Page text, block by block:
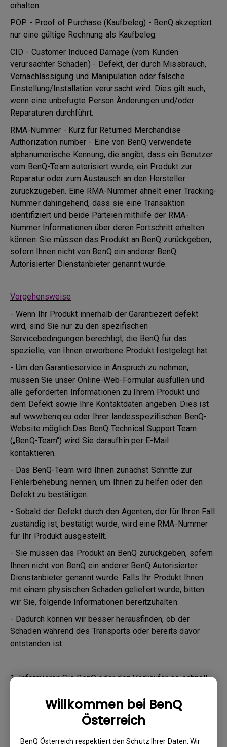
Willkommen bei BenQ
Österreich
BenQ Österreich respektiert den Schutz Ihrer Daten. Wir
erhalten.
POP - Proof of Purchase (Kaufbeleg) - BenQ akzeptiert
nur eine gültige Rechnung als Kaufbeleg.
CID - Customer Induced Damage (vom Kunden
verursachter Schaden) - Defekt, der durch Missbrauch,
Vernachlässigung und Manipulation oder falsche
Einstellung/Installation verursacht wird. Dies gilt auch,
wenn eine unbefugte Person Änderungen und/oder
Reparaturen durchführt.
RMA-Nummer - Kurz für Returned Merchandise
Authorization number - Eine von BenQ verwendete
alphanumerische Kennung, die angibt, dass ein Benutzer
vom BenQ-Team autorisiert wurde, ein Produkt zur
Reparatur oder zum Austausch an den Hersteller
zurückzugeben. Eine RMA-Nummer ähnelt einer Tracking-
Nummer dahingehend, dass sie eine Transaktion
identifiziert und beide Parteien mithilfe der RMA-
Nummer Informationen über deren Fortschritt erhalten
können. Sie müssen das Produkt an BenQ zurückgeben,
sofern Ihnen nicht von BenQ ein anderer BenQ
Autorisierter Dienstanbieter genannt wurde.
Vorgehensweise
- Wenn Ihr Produkt innerhalb der Garantiezeit defekt
wird, sind Sie nur zu den spezifischen
Servicebedingungen berechtigt, die BenQ für das
spezielle, von Ihnen erworbene Produkt festgelegt hat.
- Um den Garantieservice in Anspruch zu nehmen,
müssen Sie unser Online-Web-Formular ausfüllen und
alle geforderten Informationen zu Ihrem Produkt und
dem Defekt sowie Ihre Kontaktdaten angeben. Dies ist
auf www.benq.eu oder Ihrer landesspezifischen BenQ-
Website möglich.Das BenQ Technical Support Team
(„BenQ-Team“) wird Sie daraufhin per E-Mail
kontaktieren.
- Das BenQ-Team wird Ihnen zunächst Schritte zur
Fehlerbehebung nennen, um Ihnen zu helfen oder den
Defekt zu bestätigen.
- Sobald der Defekt durch den Agenten, der für Ihren Fall
zuständig ist, bestätigt wurde, wird eine RMA-Nummer
für Ihr Produkt ausgestellt.
- Sie müssen das Produkt an BenQ zurückgeben, sofern
Ihnen nicht von BenQ ein anderer BenQ Autorisierter
Dienstanbieter genannt wurde. Falls Ihr Produkt Ihnen
mit einem physischen Schaden geliefert wurde, bitten
wir Sie, folgende Informationen bereitzuhalten.
- Dadurch können wir besser herausfinden, ob der
Schaden während des Transports oder bereits davor
entstanden ist.
1. Informieren Sie BenQ oder den Verkäufer so schnell
2. Fotografieren Sie Folgendes:
a. Verpackungsmaterial (innen und außen)
b. den physischen Schaden